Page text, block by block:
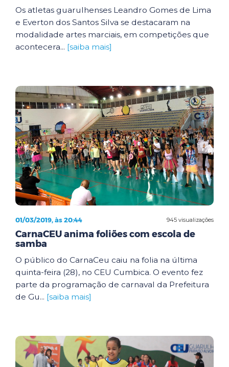
Os atletas guarulhenses Leandro Gomes de Lima
e Everton dos Santos Silva se destacaram na
modalidade artes marciais, em competições que
acontecera... [saiba mais]
945 visualizações
01/03/2019, às 20:44
CarnaCEU anima foliões com escola de
samba
O público do CarnaCeu caiu na folia na última
quinta-feira (28), no CEU Cumbica. O evento fez
parte da programação de carnaval da Prefeitura
de Gu... [saiba mais]